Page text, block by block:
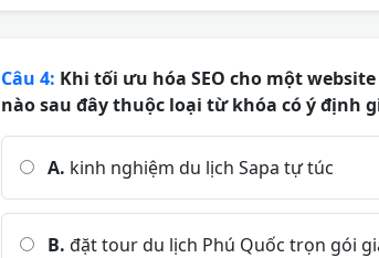
Câu 4: Khi tối ưu hóa SEO cho một
nào sau đây thuộc loại từ khóa có ý định
A. kinh nghiệm du lịch Sapa tự túc
B. đặt tour du lịch Phú Quốc trọn gói